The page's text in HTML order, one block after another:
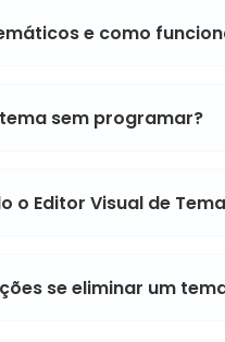
e como
sem programar?
o Editor Visual de
se eliminar um